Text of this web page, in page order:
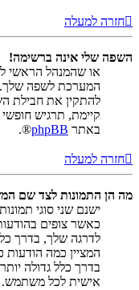
חזרה למעלה
השפה שלי אינה ברשימה!
או שהמנהל הראשי
המערכת לשפה שלך.
להתקין את חבילת
קיימת, תרגיש
באתר phpBB
®.
חזרה למעלה
מה הן התמונות לצד שם
ישנם שני סוגי
כאשר צופים
לדרגה שלך, בדרך
המציין כמה
בדרך כלל גדולה
אישית לכל משתמש.